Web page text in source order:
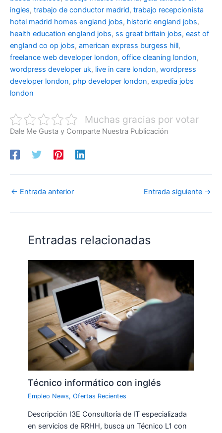
ingles, trabajo de conductor madrid, trabajo recepcionista
hotel madrid homes england jobs, historic england jobs,
health education england jobs, ss great britain jobs, east of
england co op jobs, american express burgess hill,
freelance web developer london, office cleaning london,
wordpress developer uk, live in care london, wordpress
developer london, php developer london, expedia jobs
london
Muchas gracias por votar
Dale Me Gusta y Comparte Nuestra Publicación
← Entrada anterior Entrada siguiente →
Entradas relacionadas
Técnico informático con inglés
Empleo News,Ofertas Recientes
Descripción I3E Consultoría de IT especializada
en servicios de RRHH, busca un Técnico L1 con